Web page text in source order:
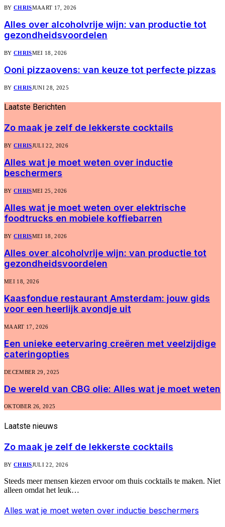
BY CHRISMAART 17, 2026
Alles over alcoholvrije wijn: van productie tot
gezondheidsvoordelen
BY CHRISMEI 18, 2026
Ooni pizzaovens: van keuze tot perfecte pizzas
BY CHRISJUNI 28, 2025
Laatste Berichten
Zo maak je zelf de lekkerste cocktails
BY CHRISJULI 22, 2026
Alles wat je moet weten over inductie
beschermers
BY CHRISMEI 25, 2026
Alles wat je moet weten over elektrische
foodtrucks en mobiele koffiebarren
BY CHRISMEI 18, 2026
Alles over alcoholvrije wijn: van productie tot
gezondheidsvoordelen
MEI 18, 2026
Kaasfondue restaurant Amsterdam: jouw gids
voor een heerlijk avondje uit
MAART 17, 2026
Een unieke eetervaring creëren met veelzijdige
cateringopties
DECEMBER 29, 2025
De wereld van CBG olie: Alles wat je moet weten
OKTOBER 26, 2025
Laatste nieuws
Zo maak je zelf de lekkerste cocktails
BY CHRISJULI 22, 2026
Steeds meer mensen kiezen ervoor om thuis cocktails te maken. Niet
alleen omdat het leuk…
Alles wat je moet weten over inductie beschermers